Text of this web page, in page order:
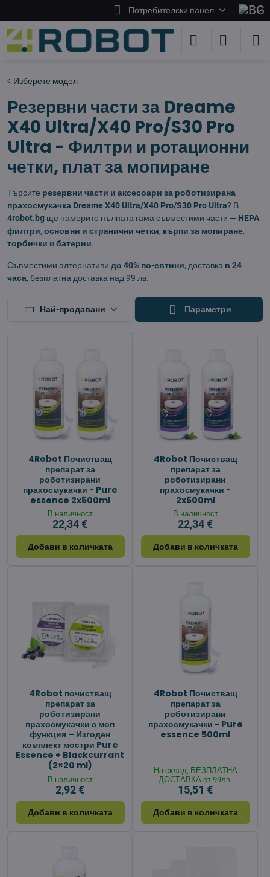
Потребителски панел
Изберете модел
Резервни части за Dreame
X40 Ultra/X40 Pro/S30 Pro
Ultra - Филтри и ротационни
четки, плат за мопиране
Търсите резервни части и аксесоари за роботизирана
прахосмукачка Dreame X40 Ultra/X40 Pro/S30 Pro Ultra? В
4robot.bg ще намерите пълната гама съвместими части — HEPA
филтри, основни и странични четки, кърпи за мопиране,
торбички и батерии.
Съвместими алтернативи до 40% по-евтини, доставка в 24
часа, безплатна доставка над 99 лв.
Най-продавани Параметри
4Robot Почистващ
препарат за
роботизирани
прахосмукачки - Pure
essence 2x500ml
В наличност
22,34 €
Добави в количката
4Robot Почистващ
препарат за
роботизирани
прахосмукачки -
2x500ml
В наличност
22,34 €
Добави в количката
4Robot почистващ
препарат за
роботизирани
прахосмукачки с моп
функция – Изгоден
комплект мостри Pure
Essence + Blackcurrant
(2×20 ml)
В наличност
2,92 €
Добави в количката
4Robot Почистващ
препарат за
роботизирани
прахосмукачки - Pure
essence 500ml
На склад, БЕЗПЛАТНА
ДОСТАВКА от 99лв.
15,51 €
Добави в количката